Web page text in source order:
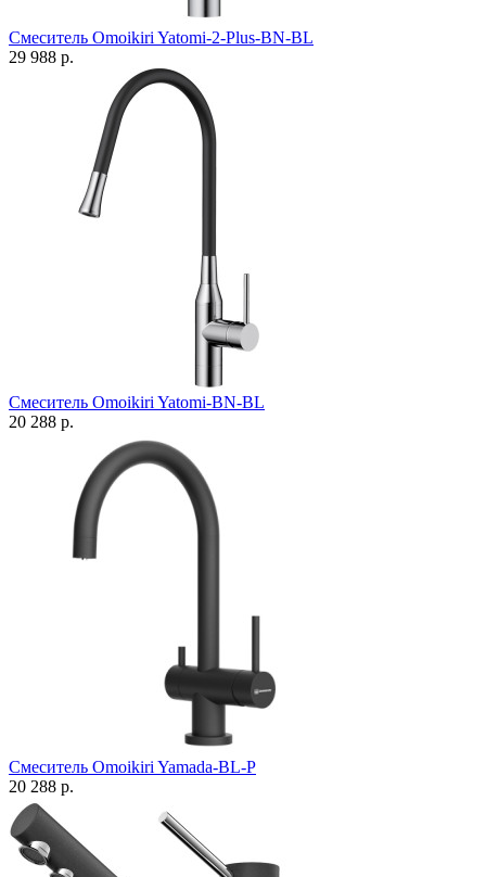
Смеситель Omoikiri Yatomi-2-Plus-BN-BL
29 988 р.
Смеситель Omoikiri Yatomi-BN-BL
20 288 р.
Смеситель Omoikiri Yamada-BL-P
20 288 р.